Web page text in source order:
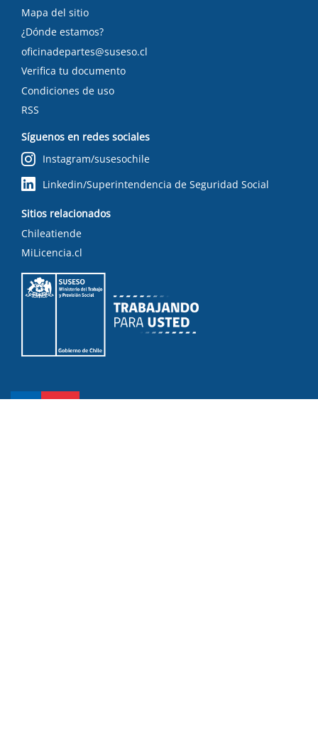
Mapa del sitio
¿Dónde estamos?
oficinadepartes@suseso.cl
Verifica tu documento
Condiciones de uso
RSS
Síguenos en redes sociales
Instagram/susesochile
Linkedin/Superintendencia de Seguridad Social
Sitios relacionados
Chileatiende
MiLicencia.cl